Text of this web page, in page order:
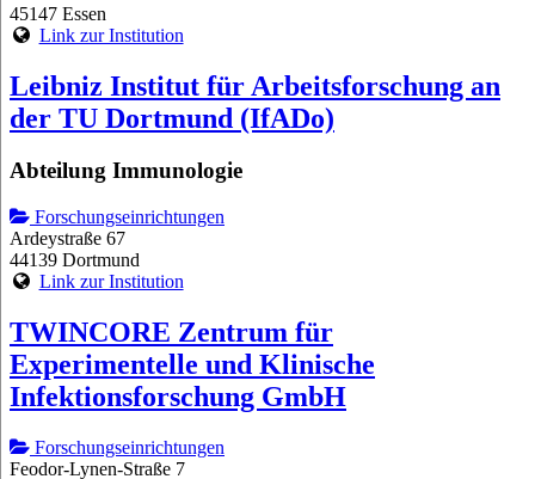
45147 Essen
Link zur Institution
Leibniz Institut für Arbeitsforschung an
der TU Dortmund (IfADo)
Abteilung Immunologie
Forschungseinrichtungen
Ardeystraße 67
44139 Dortmund
Link zur Institution
TWINCORE Zentrum für
Experimentelle und Klinische
Infektionsforschung GmbH
Forschungseinrichtungen
Feodor-Lynen-Straße 7